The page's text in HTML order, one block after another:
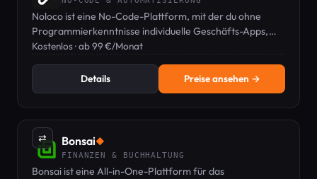
Noloco ist eine No-Code-Plattform, mit der du ohne
Programmierkenntnisse individuelle Geschäfts-Apps,
Kundenportale und Workflows erstellst und
Kostenlos · ab 99 €/Monat
Details Preise ansehen →
⇄ Bonsai◆
FINANZEN & BUCHHALTUNG
Bonsai ist eine All-in-One-Plattform für das